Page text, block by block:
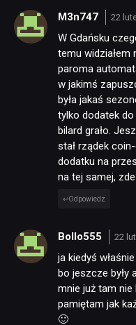
M3n747 22
W Gdańsku
temu
paroma
w jakimś
była jakaś
tylko dodatek
bilard grało.
stał rządek
dodatku na
na tej samej,
Odpowiedz
Bollo555 22
ja kiedyś
bo jeszcze były
mnie już tam nie
pamiętam jak
🙂